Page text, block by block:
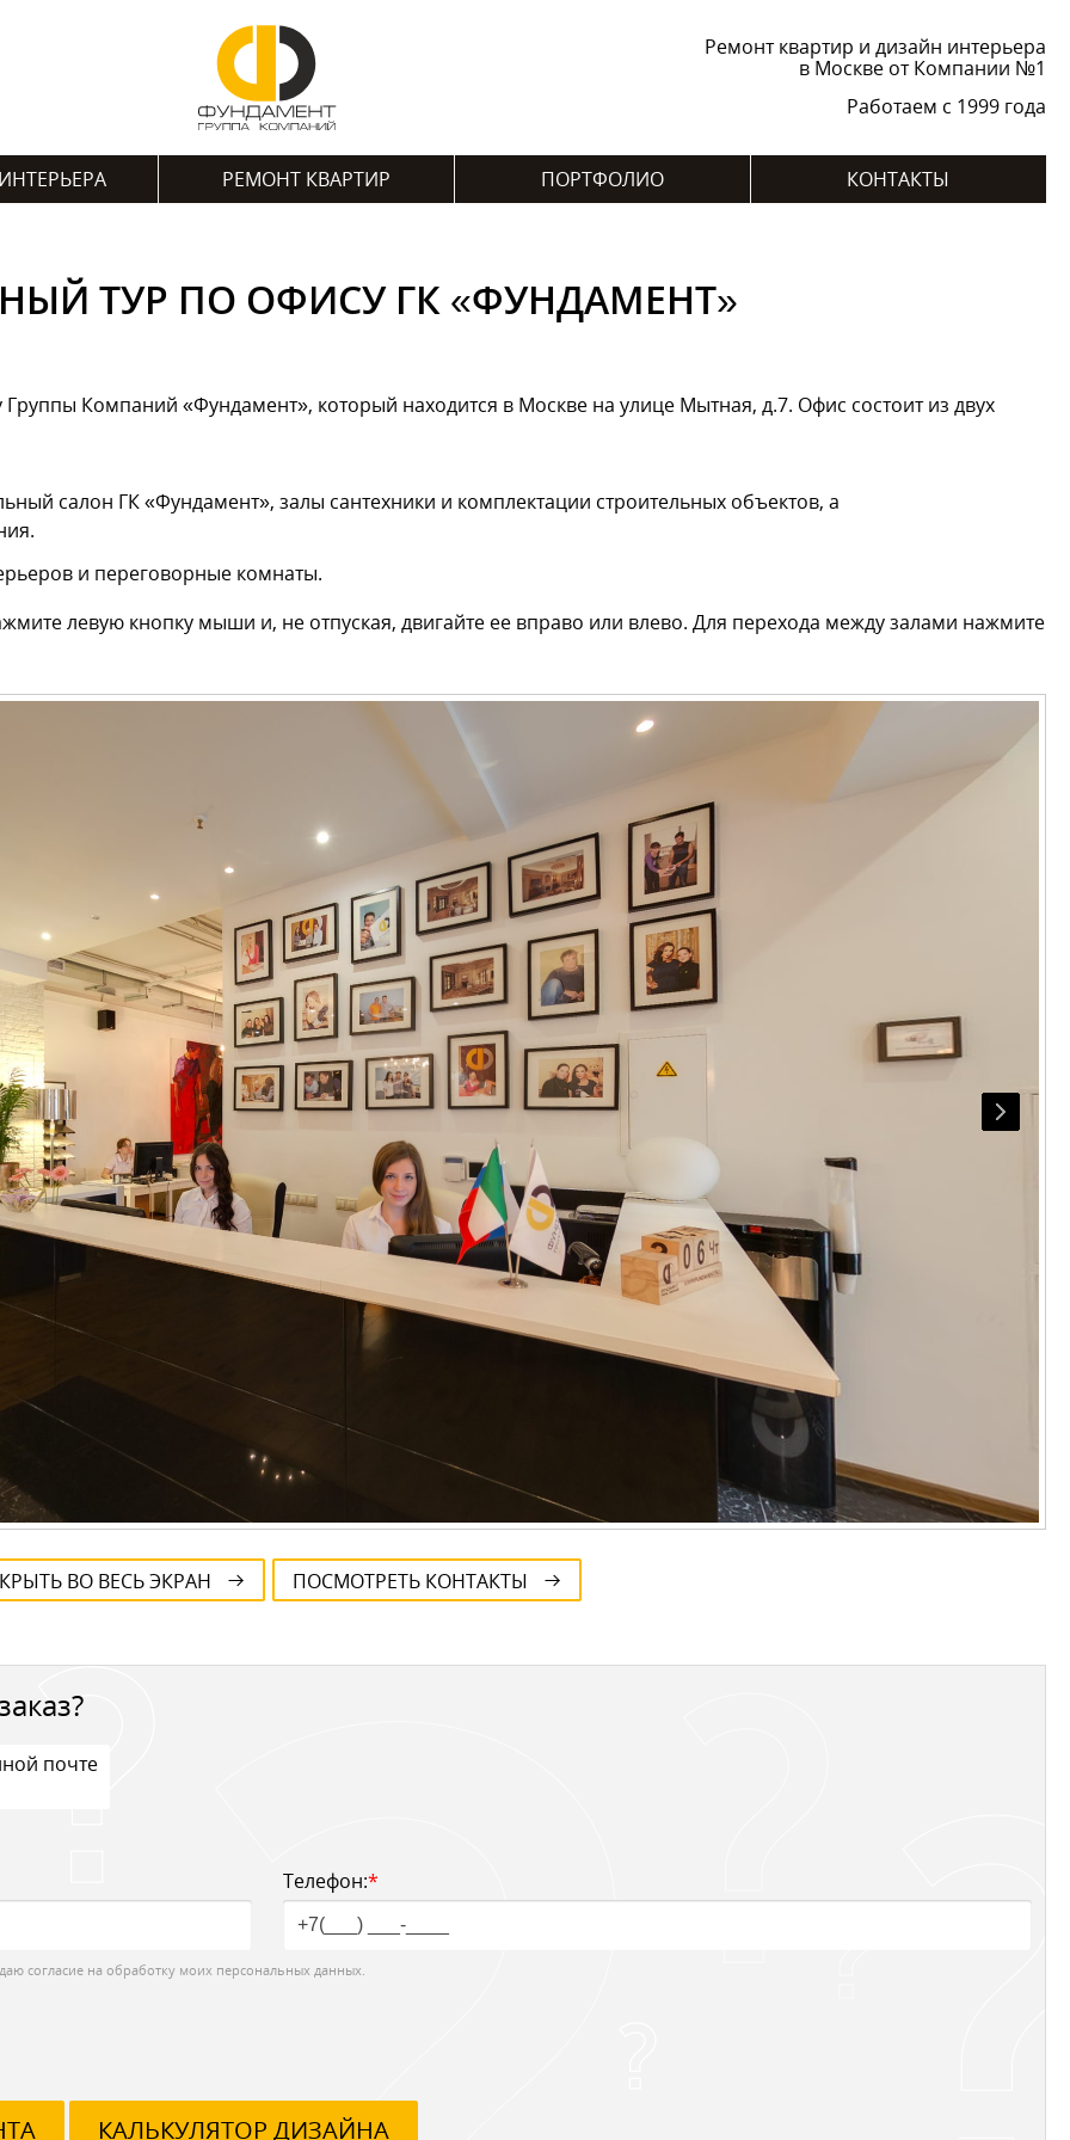
Ремонт квартир и дизайн интерьера
в Москве от Компании №1
Работаем с 1999 года
РЕМОНТ КВАРТИР ПОРТФОЛИО КОНТАКТЫ
ТУР ПО ОФИСУ ГК «ФУНДАМЕНТ»
Компаний «Фундамент», который находится в Москве на улице Мытная, д.7. Офис состоит из двух
салон ГК «Фундамент», залы сантехники и комплектации строительных объектов, а
и переговорные комнаты.
левую кнопку мыши и, не отпуская, двигайте ее вправо или влево. Для перехода между залами нажмите
ВО ВЕСЬ ЭКРАН ПОСМОТРЕТЬ КОНТАКТЫ
почте
Телефон:*
согласие на обработку моих персональных данных.
КАЛЬКУЛЯТОР ДИЗАЙНА